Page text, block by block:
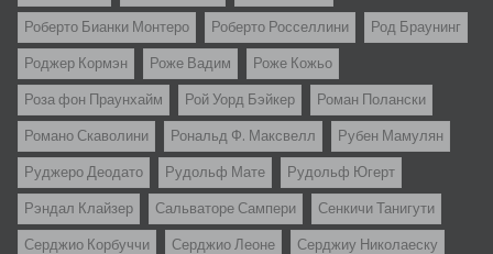
Роберто Бианки Монтеро Роберто Росселлини Род Браунинг
Роджер Кормэн Роже Вадим Роже Кожьо
Роза фон Праунхайм Рой Уорд Бэйкер Роман Полански
Романо Скаволини Рональд Ф. Максвелл Рубен Мамулян
Руджеро Деодато Рудольф Мате Рудольф Югерт
Рэндал Клайзер Сальваторе Сампери Сенкичи Танигути
Серджио Корбуччи Серджио Леоне Серджиу Николаеску